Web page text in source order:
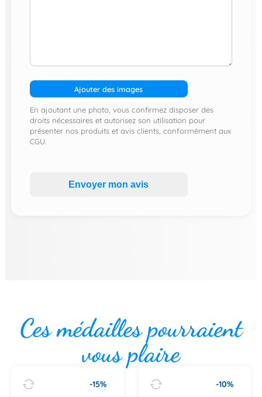
Ajouter des images
En ajoutant une photo, vous confirmez disposer des
droits nécessaires et autorisez son utilisation pour
présenter nos produits et avis clients, conformément aux
CGU.
Envoyer mon avis
Ces médailles pourraient
vous plaire
-15% -10%